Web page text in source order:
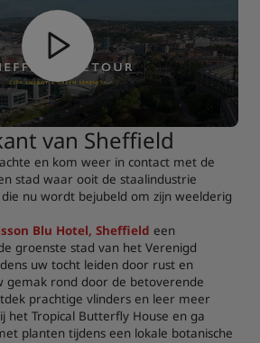
van Sheffield
en kom weer in contact met de
stad waar ooit de staalindustrie
nu wordt bejubeld om zijn weelderig
Blu Hotel, Sheffield een
groenste stad van het Verenigd
uw tocht leiden door rust en
gemak rond door de betoverende
prachtige vlinders en leer meer
het Tropical Butterfly House en ga
planten tijdens een lokale botanische